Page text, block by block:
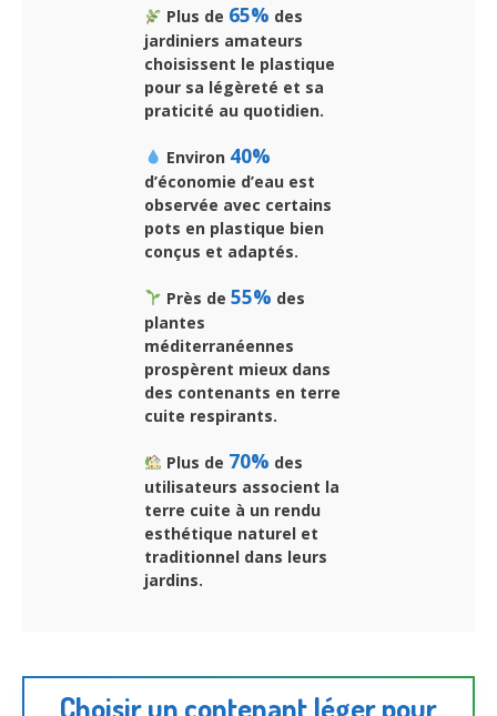
Plus de 65% des
jardiniers amateurs
choisissent le plastique
pour sa légèreté et sa
praticité au quotidien.
Environ 40%
d’économie d’eau est
observée avec certains
pots en plastique bien
conçus et adaptés.
Près de 55% des
plantes
méditerranéennes
prospèrent mieux dans
des contenants en terre
cuite respirants.
Plus de 70% des
utilisateurs associent la
terre cuite à un rendu
esthétique naturel et
traditionnel dans leurs
jardins.
Choisir un contenant léger pour